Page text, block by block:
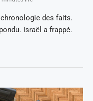
des faits.
Israël a frappé.